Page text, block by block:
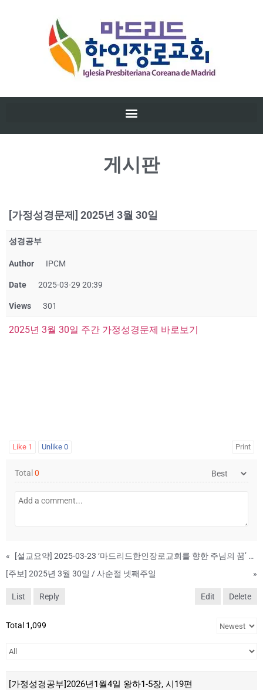
게시판
[가정성경문제] 2025년 3월 30일
성경공부
Author IPCM
Date 2025-03-29 20:39
Views 301
2025년 3월 30일 주간 가정성경문제 바로보기
Like 1 Unlike 0 Print
Total 0
«
[설교요약] 2025-03-23 ‘마드리드한인장로교회를 향한 주님의 꿈’ #39
[주보] 2025년 3월 30일 / 사순절 넷째주일
»
List Reply Edit Delete
Total 1,099
[가정성경공부]2026년1월4일 왕하1-5장, 시19편